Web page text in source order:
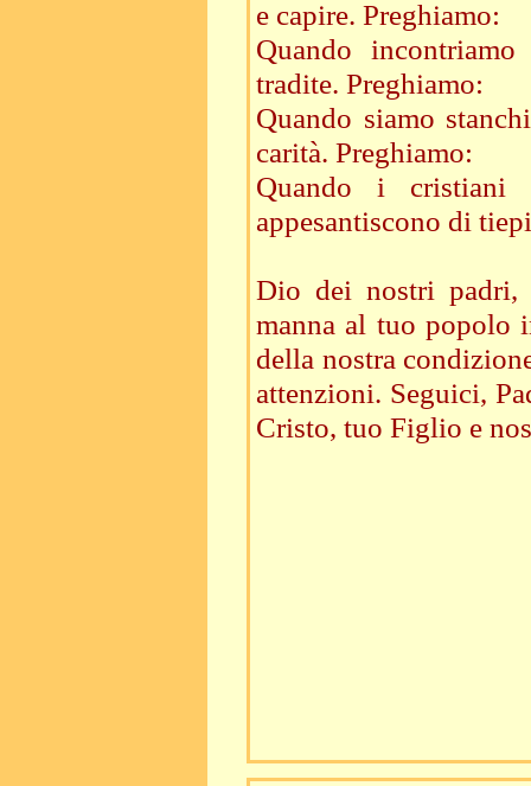
e capire. Preghiamo:
Quando
tradite. Preghiamo:
Quando siamo
carità. Preghiamo:
Quando i cristiani
appesantiscono di
Dio dei nostri padri,
manna al tuo popolo
della nostra
attenzioni. Seguici,
Cristo, tuo Figlio e